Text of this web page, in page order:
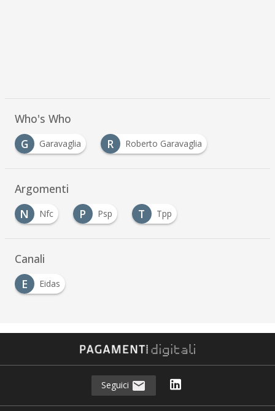
Who's Who
G
Garavaglia R Roberto Garavaglia
Argomenti
N
Nfc P Psp T Tpp
Canali
E
Eidas
Seguici